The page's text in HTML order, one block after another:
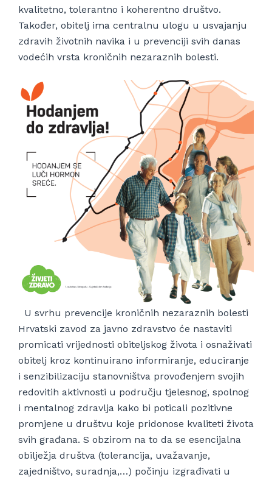
kvalitetno, tolerantno i koherentno društvo.
Također, obitelj ima centralnu ulogu u usvajanju
zdravih životnih navika i u prevenciji svih danas
vodećih vrsta kroničnih nezaraznih bolesti.
U svrhu prevencije kroničnih nezaraznih bolesti
Hrvatski zavod za javno zdravstvo će nastaviti
promicati vrijednosti obiteljskog života i osnaživati
obitelj kroz kontinuirano informiranje, educiranje
i senzibilizaciju stanovništva provođenjem svojih
redovitih aktivnosti u području tjelesnog, spolnog
i mentalnog zdravlja kako bi poticali pozitivne
promjene u društvu koje pridonose kvaliteti života
svih građana. S obzirom na to da se esencijalna
obilježja društva (tolerancija, uvažavanje,
zajedništvo, suradnja,…) počinju izgrađivati u